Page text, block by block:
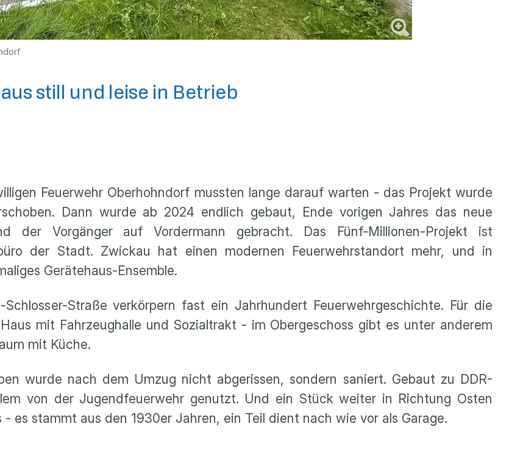
still und leise in Betrieb
Feuerwehr Oberhohndorf mussten lange darauf warten - das Projekt wurde
Dann wurde ab 2024 endlich gebaut, Ende vorigen Jahres das neue
der Vorgänger auf Vordermann gebracht. Das Fünf-Millionen-Projekt ist
der Stadt. Zwickau hat einen modernen Feuerwehrstandort mehr, und in
Gerätehaus-Ensemble.
Straße verkörpern fast ein Jahrhundert Feuerwehrgeschichte. Für die
mit Fahrzeughalle und Sozialtrakt - im Obergeschoss gibt es unter anderem
mit Küche.
wurde nach dem Umzug nicht abgerissen, sondern saniert. Gebaut zu DDR-
von der Jugendfeuerwehr genutzt. Und ein Stück weiter in Richtung Osten
es stammt aus den 1930er Jahren, ein Teil dient nach wie vor als Garage.